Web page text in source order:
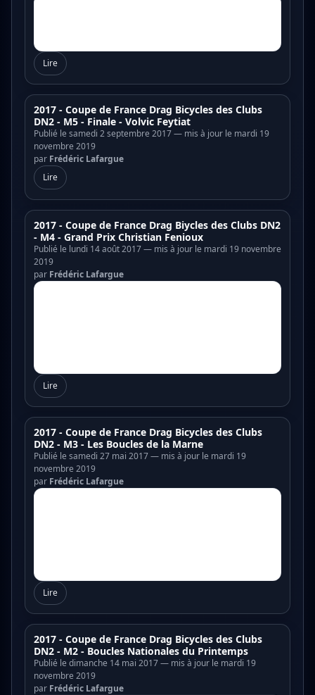
Lire
2017 - Coupe de France Drag Bicycles des Clubs
DN2 - M5 - Finale - Volvic Feytiat
Publié le samedi 2 septembre 2017 — mis à jour le mardi 19
novembre 2019
par Frédéric Lafargue
Lire
2017 - Coupe de France Drag Biycles des Clubs DN2
- M4 - Grand Prix Christian Fenioux
Publié le lundi 14 août 2017 — mis à jour le mardi 19 novembre
2019
par Frédéric Lafargue
Lire
2017 - Coupe de France Drag Bicycles des Clubs
DN2 - M3 - Les Boucles de la Marne
Publié le samedi 27 mai 2017 — mis à jour le mardi 19
novembre 2019
par Frédéric Lafargue
Lire
2017 - Coupe de France Drag Bicycles des Clubs
DN2 - M2 - Boucles Nationales du Printemps
Publié le dimanche 14 mai 2017 — mis à jour le mardi 19
novembre 2019
par Frédéric Lafargue